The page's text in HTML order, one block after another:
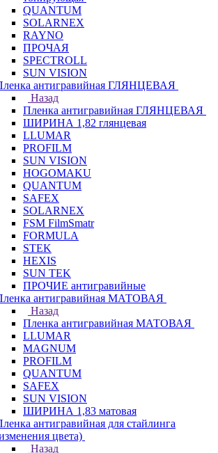
QUANTUM
SOLARNEX
RAYNO
ПРОЧАЯ
SPECTROLL
SUN VISION
антигравийная ГЛЯНЦЕВАЯ
Назад
Пленка антигравийная ГЛЯНЦЕВАЯ
ШИРИНА 1,82 глянцевая
LLUMAR
PROFILM
SUN VISION
HOGOMAKU
QUANTUM
SAFEX
SOLARNEX
FSM FilmSmatr
FORMULA
STEK
HEXIS
SUN TEK
ПРОЧИЕ антигравийные
антигравийная МАТОВАЯ
Назад
Пленка антигравийная МАТОВАЯ
LLUMAR
MAGNUM
PROFILM
QUANTUM
SAFEX
SUN VISION
ШИРИНА 1,83 матовая
антигравийная для стайлинга
цвета)
Назад